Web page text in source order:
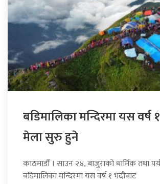
बडिमालिका मन्दिरमा यस वर्ष
मेला सुरु हुने
काठमाडौँ । साउन २४, बाजुराको धार्मिक तथा
बडिमालिका मन्दिरमा यस वर्ष १ भदौबाट